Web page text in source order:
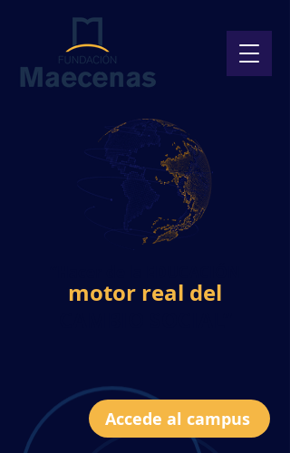
motor real del
Accede al campus